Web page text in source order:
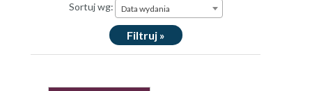
Sortuj wg: Data wydania
Filtruj »